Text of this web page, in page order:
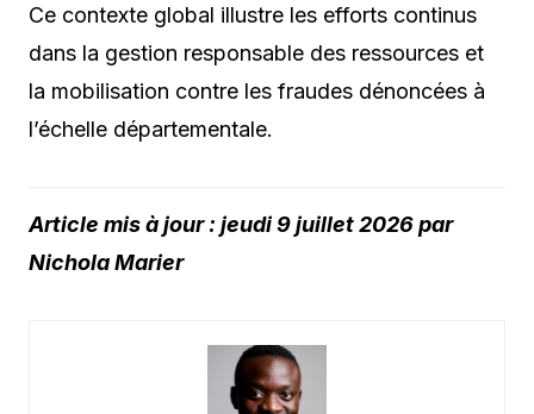
Ce contexte global illustre les efforts continus
dans la gestion responsable des ressources et
la mobilisation contre les fraudes dénoncées à
l’échelle départementale.
Article mis à jour : jeudi 9 juillet 2026 par
Nichola Marier